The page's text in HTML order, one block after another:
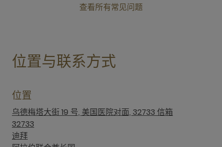
查看所有常见问题
位置与联系方式
位置
乌德梅塔大街 19 号, 美国医院对面, 32733 信箱
32733
迪拜